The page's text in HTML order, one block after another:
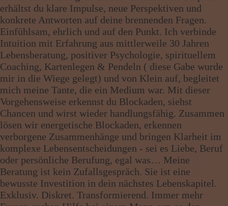
erhältst du klare Impulse, neue Perspektiven und
konkrete Antworten auf deine brennenden Fragen.
Einfühlsam, ehrlich und auf den Punkt. Ich verbinde
Intuition mit Erfahrung aus mittlerweile 30 Jahren
Lebensberatung, positiver Psychologie, spirituellem
Coaching, Kartenlegen & Pendeln ( diese Gabe wurde
mir in die Wiege gelegt) und von Klein auf, begleitet
mich meine Tante, die ein Medium war. Mit dieser
Vorgehensweise erkennst du Blockaden, siehst
Chancen und wirst wieder handlungsfähig. Zusammen
lösen wir energetische Blockaden, erkennen
verborgene Zusammenhänge und bringen Klarheit im
komplexe Lebensentscheidungen - sei es Liebe, Beruf
oder persönliche Berufung, egal was… Meine
Beratung ist kein Zufallsgespräch. Sie ist eine
bewusste Investition in dein nächstes Lebenskapitel.
Exklusiv. Diskret. Transformierend. Immer mehr